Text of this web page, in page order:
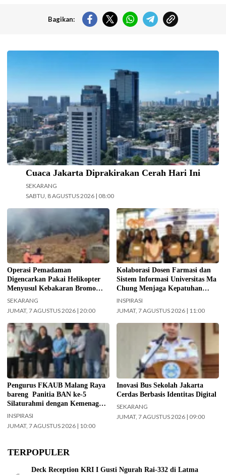
Bagikan:
Cuaca Jakarta Diprakirakan Cerah Hari Ini
SEKARANG
SABTU, 8 AGUSTUS 2026 | 08:00
Operasi pemadaman kebakaran di
kawasan Taman Nasional Bromo
Tengger Semeru (TNBTS) terus
digencarkan, Jumat (7/8/2026)
hari ini. (Foto: BPBD Kabupaten
Malang).
Operasi Pemadaman
Digencarkan Pakai Helikopter
Menyusul Kebakaran Bromo
Meluas ke Arah Bukit B 29
SEKARANG
JUMAT, 7 AGUSTUS 2026 | 20:00
Kolaborasi Dosen Farmasi dan
Sistem Informasi Universitas Ma
Chung dalam menjaga kepatuhan
pasien diabetes melalui kegiatan
Pengabdian Masyarakat Dosen.
(Foto: ist)
Kolaborasi Dosen Farmasi dan
Sistem Informasi Universitas Ma
Chung Menjaga Kepatuhan
Pasien Diabetes
INSPIRASI
JUMAT, 7 AGUSTUS 2026 | 11:00
Jajaran Pengurus FKAUB Malang
beserta perwakilan panitia
pelaksana Barikan Anak Nusantara
(BAN) Ke – 5 silaturahmi dengan
Yayasan Masjid Agung Jami Kota
Malang. Selain itu juga silaturahmi
dengan jajaran Kantor
Kementerian Agama (Kemenag)
Kabupaten Malang. (Foto: ist)
Pengurus FKAUB Malang Raya
bareng Panitia BAN ke-5
Silaturahmi dengan Kemenag
Kabupaten Malang dan Yayasan
INSPIRASI
JUMAT, 7 AGUSTUS 2026 | 10:00
Kepala UPAS Dishub DKI Jakarta,
Koharudin. (Foto: Nugroho Sejati-
beritajakarta.id)
Inovasi Bus Sekolah Jakarta
Cerdas Berbasis Identitas Digital
SEKARANG
JUMAT, 7 AGUSTUS 2026 | 09:00
TERPOPULER
Deck Reception KRI I Gusti Ngurah Rai-332 di Latma